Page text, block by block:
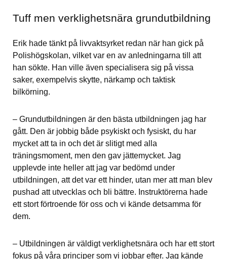
Tuff men verklighetsnära grundutbildning
Erik hade tänkt på livvaktsyrket redan när han gick på
Polishögskolan, vilket var en av anledningarna till att
han sökte. Han ville även specialisera sig på vissa
saker, exempelvis skytte, närkamp och taktisk
bilkörning.
– Grundutbildningen är den bästa utbildningen jag har
gått. Den är jobbig både psykiskt och fysiskt, du har
mycket att ta in och det är slitigt med alla
träningsmoment, men den gav jättemycket. Jag
upplevde inte heller att jag var bedömd under
utbildningen, att det var ett hinder, utan mer att man blev
pushad att utvecklas och bli bättre. Instruktörerna hade
ett stort förtroende för oss och vi kände detsamma för
dem.
– Utbildningen är väldigt verklighetsnära och har ett stort
fokus på våra principer som vi jobbar efter. Jag kände